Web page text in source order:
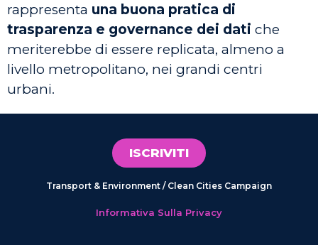
rappresenta una buona pratica di
trasparenza e governance dei dati che
meriterebbe di essere replicata, almeno a
livello metropolitano, nei grandi centri
urbani.
ISCRIVITI
Transport & Environment / Clean Cities Campaign
Informativa Sulla Privacy